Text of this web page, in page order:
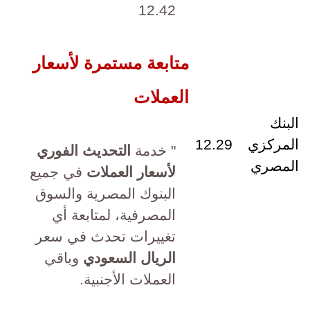
البنك
المركزي
المصري
12.29
12.42
متابعة مستمرة لأسعار
العملات
" خدمة التحديث الفوري
لأسعار العملات في جميع
البنوك المصرية والسوق
المصرفية، لمتابعة أي
تغييرات تحدث في سعر
الريال السعودي وباقي
العملات الأجنبية.